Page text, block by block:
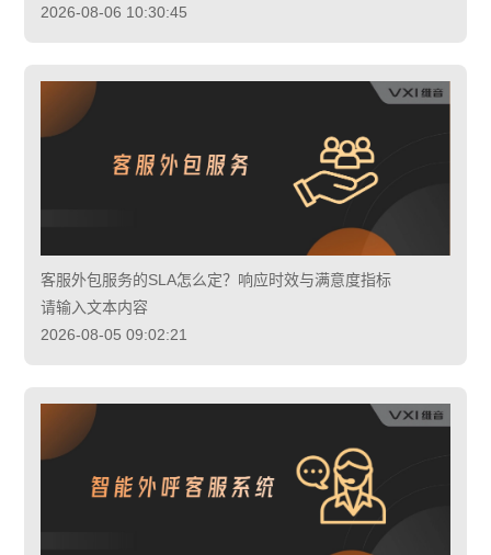
2026-08-06 10:30:45
客服外包服务的SLA怎么定？响应时效与满意度指标
请输入文本内容
2026-08-05 09:02:21